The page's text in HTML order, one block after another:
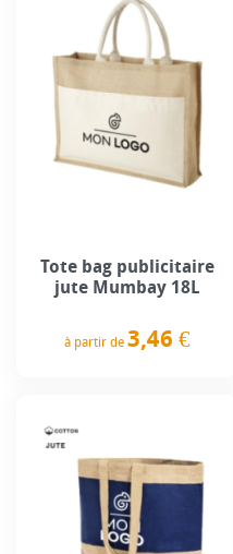
Tote bag publicitaire
jute Mumbay 18L
à partir de 3,46 €